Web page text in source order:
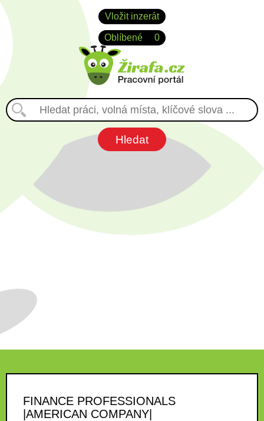
Vložit inzerát
Oblíbené 0
FINANCE PROFESSIONALS
|AMERICAN COMPANY|